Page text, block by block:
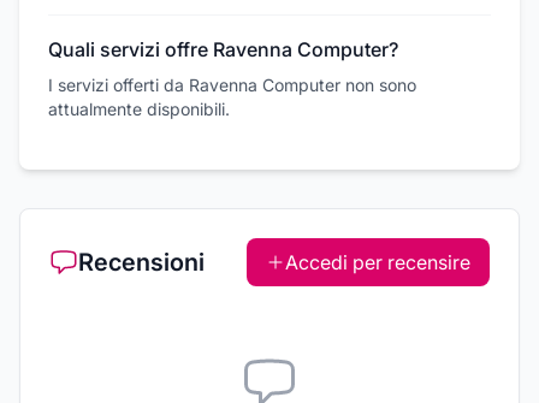
Quali servizi offre Ravenna Computer?
I servizi offerti da Ravenna Computer non sono
attualmente disponibili.
Recensioni Accedi per recensire